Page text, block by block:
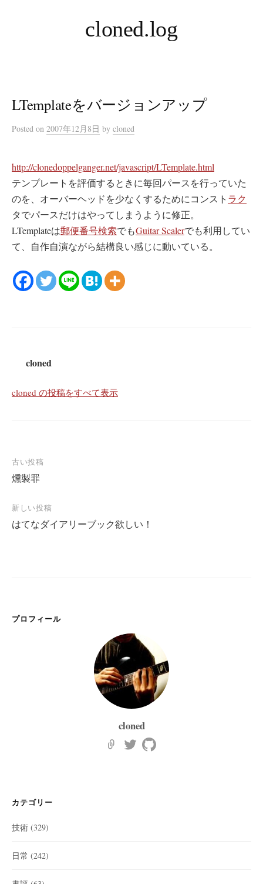
ス
ッ
cloned.log
LTemplateをバージョンアップ
Posted on 2007年12月8日 by cloned
http://clonedoppelganger.net/javascript/LTemplate.html
テンプレートを評価するときに毎回パースを行っていた
のを、オーバーヘッドを少なくするためにコンスト ラク
タでパースだけはやってしまうように修正。
LTemplateは郵便番号検索でもGuitar Scalerでも利用してい
て、自作自演ながら結構良い感じに動いている。
cloned
cloned の投稿をすべて表示
投
稿
ナ
ビ
ゲ
古い投稿
燻製罪
新しい投稿
はてなダイアリーブック欲しい！
プロフィール
cloned
カテゴリー
技術 (329)
日常 (242)